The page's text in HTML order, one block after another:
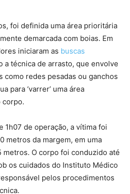
foi definida uma área prioritária
demarcada com boias. Em
iniciaram as buscas
a técnica de arrasto, que envolve
como redes pesadas ou ganchos
para ‘varrer’ uma área
corpo.
1h07 de operação, a vítima foi
metros da margem, em uma
O corpo foi conduzido até
os cuidados do Instituto Médico
pelos procedimentos